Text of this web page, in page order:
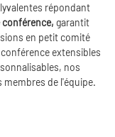
répondant
garantit
en petit comité
extensibles
nos
de l'équipe.